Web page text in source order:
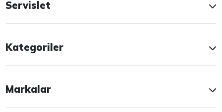
Servislet
Kategoriler
Markalar